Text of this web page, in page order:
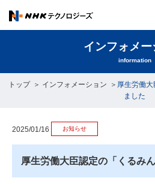
インフォメー
information
トップ インフォメーション
厚生労働
ました
2025/01/16 お知らせ
厚生労働大臣認定の「くるみ